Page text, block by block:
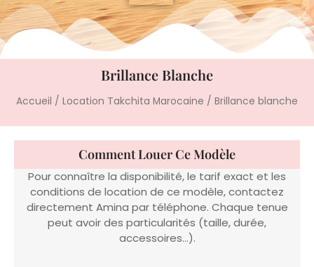
Brillance Blanche
Accueil / Location Takchita Marocaine / Brillance blanche
Comment Louer Ce Modèle
Pour connaître la disponibilité, le tarif exact et les
conditions de location de ce modèle, contactez
directement Amina par téléphone. Chaque tenue
peut avoir des particularités (taille, durée,
accessoires…).